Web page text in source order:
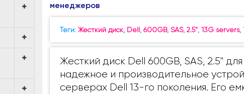
менеджеров
Теги: Жесткий диск, Dell, 600GB, SAS, 2.5", 13G servers,
Жесткий диск Dell 600GB, SAS, 2.5"
надежное и производительное
серверах Dell 13-го поколения. Его